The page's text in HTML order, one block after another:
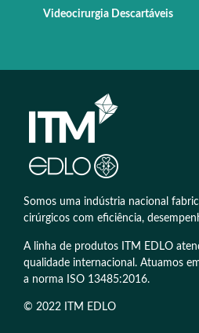
Videocirurgia Descartáveis
Somos uma indústria nacional
cirúrgicos com eficiência,
A linha de produtos ITM EDLO
qualidade internacional. Atuamos
a norma ISO 13485:2016.
© 2022 ITM EDLO